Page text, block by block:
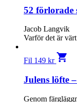
52 förlorade
Jacob Langvik
Varför det är
Fil 149 kr shopping_cart
Julens löfte
Genom